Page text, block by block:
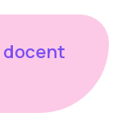
docent